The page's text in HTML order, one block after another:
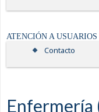
ATENCIÓN A USUARIOS
Contacto
Enfermería